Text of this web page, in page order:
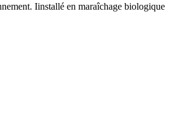
Iinstallé en maraîchage biologique